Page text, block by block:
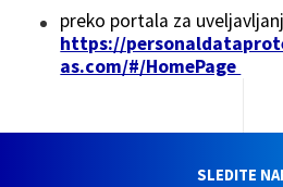
preko portala za
https://
as.com/#/HomePage
SLEDITE